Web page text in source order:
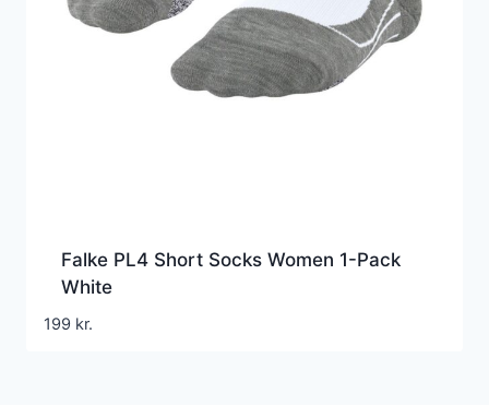
Falke PL4 Short Socks Women 1-Pack
White
199 kr.